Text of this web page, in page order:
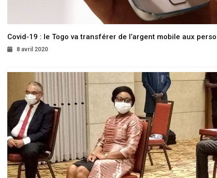
Covid-19 : le Togo va transférer de l’argent mobile aux
8 avril 2020